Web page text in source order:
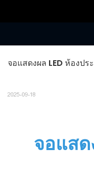
จอแสดงผล LED ห้องปร
2025-09-18
จอแสด